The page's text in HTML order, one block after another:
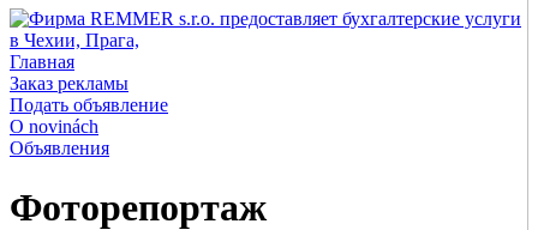
Главная
Заказ рекламы
Подать объявление
O novinách
Объявления
Фоторепортаж